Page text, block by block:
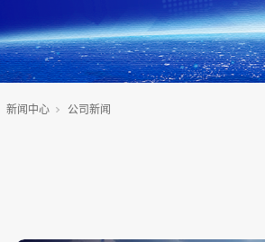
新闻中心 公司新闻